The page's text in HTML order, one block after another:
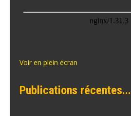
Voir en plein écran
Publications récentes...